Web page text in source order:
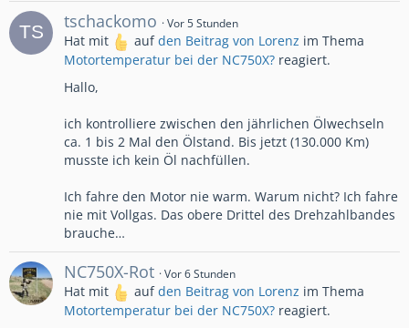
tschackomo Vor 5 Stunden
Hat mit aufden Beitrag von Lorenz im Thema
Motortemperatur bei der NC750X? reagiert.
Hallo,
ich kontrolliere zwischen den jährlichen Ölwechseln
ca. 1 bis 2 Mal den Ölstand. Bis jetzt (130.000 Km)
musste ich kein Öl nachfüllen.
Ich fahre den Motor nie warm. Warum nicht? Ich fahre
nie mit Vollgas. Das obere Drittel des Drehzahlbandes
brauche…
NC750X-Rot Vor 6 Stunden
Hat mit aufden Beitrag von Lorenz im Thema
Motortemperatur bei der NC750X? reagiert.